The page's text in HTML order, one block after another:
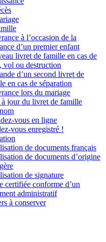
à l’occasion de la
d’un premier enfant
livret de famille en cas de
vol ou destruction
d’un second livret de
en cas de séparation
lors du mariage
jour du livret de famille
vous en ligne
vous enregistré !
de documents français
de documents d’origine
de signature
certifiée conforme d’un
administratif
à conserver